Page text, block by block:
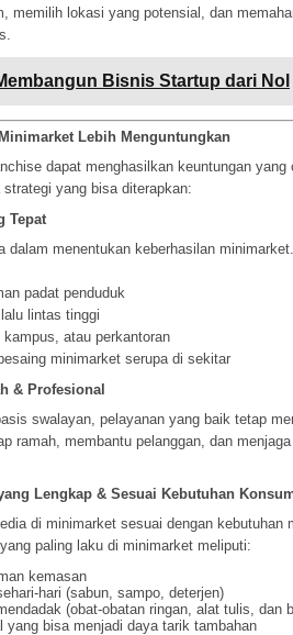
memilih lokasi yang potensial, dan
Bisnis Startup dari Nol
Lebih Menguntungkan
dapat menghasilkan keuntungan yang
yang bisa diterapkan:
Tepat
dalam menentukan keberhasilan
padat penduduk
lintas tinggi
atau perkantoran
minimarket serupa di sekitar
& Profesional
swalayan, pelayanan yang baik tetap
ramah, membantu pelanggan, dan
Lengkap & Sesuai Kebutuhan
di minimarket sesuai dengan kebutuhan
paling laku di minimarket meliputi:
kemasan
hari (sabun, sampo, deterjen)
(obat-obatan ringan, alat tulis, dan
yang bisa menjadi daya tarik tambahan